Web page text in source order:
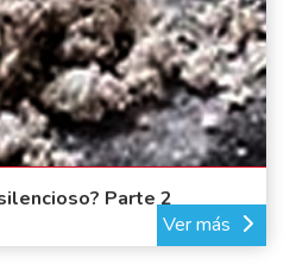
Parte 2
Ver más